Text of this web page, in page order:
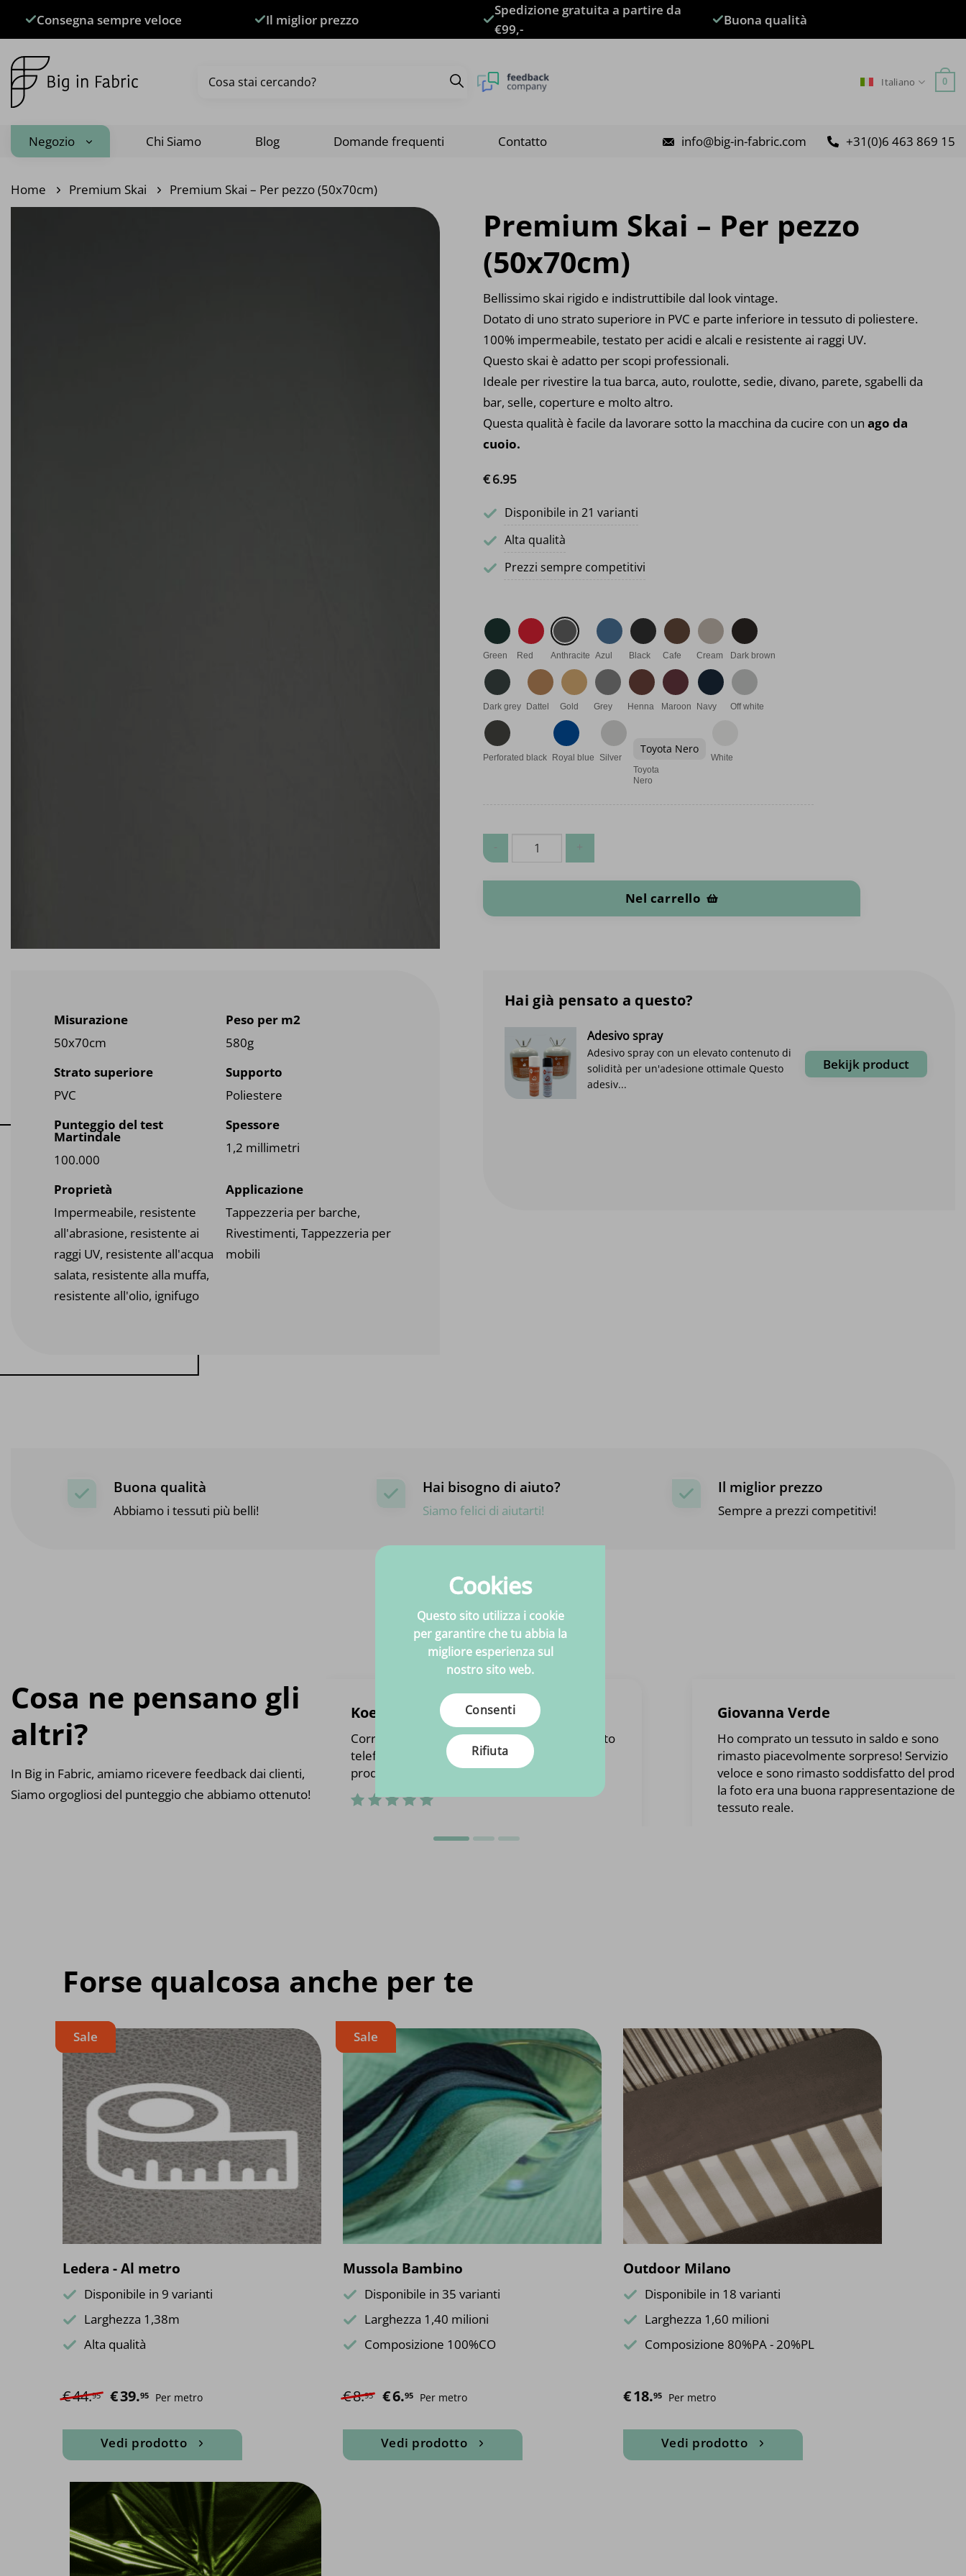
contenuti
Consegna sempre veloce Il miglior prezzo
Spedizione gratuita a partire da
€99,-
Buona qualità
Italiano 0
Negozio Chi Siamo Blog Domande frequenti Contatto info@big-in-fabric.com +31(0)6 463 869 15
Home Premium Skai Premium Skai – Per pezzo (50x70cm)
Premium Skai – Per pezzo
(50x70cm)
Bellissimo skai rigido e indistruttibile dal look vintage.
Dotato di uno strato superiore in PVC e parte inferiore in tessuto di poliestere.
100% impermeabile, testato per acidi e alcali e resistente ai raggi UV.
Questo skai è adatto per scopi professionali.
Ideale per rivestire la tua barca, auto, roulotte, sedie, divano, parete, sgabelli da
bar, selle, coperture e molto altro.
Questa qualità è facile da lavorare sotto la macchina da cucire con un ago da
cuoio.
€6.95
Disponibile in 21 varianti
Alta qualità
Prezzi sempre competitivi
Green Red Anthracite Azul Black Cafe Cream Dark brown
Dark grey Dattel Gold Grey Henna Maroon Navy Off white
Perforated black Royal blue Silver
Toyota Nero
Toyota
Nero
White
Premium Skai - Per pezzo (50x70cm) quantità
Nel carrello
Misurazione
50x70cm
Peso per m2
580g
Strato superiore
PVC
Supporto
Poliestere
Punteggio del test
Martindale
100.000
Spessore
1,2 millimetri
Proprietà
Impermeabile, resistente
all'abrasione, resistente ai
raggi UV, resistente all'acqua
salata, resistente alla muffa,
resistente all'olio, ignifugo
Applicazione
Tappezzeria per barche,
Rivestimenti, Tappezzeria per
mobili
Hai già pensato a questo?
Adesivo spray
Adesivo spray con un elevato contenuto di
solidità per un'adesione ottimale Questo
adesiv...
Bekijk product
Maglia su schiuma / strato di schiuma
Jersey su ponte in schiuma/tricot Questo
articolo viene utilizzato, tra le altre c...
Buona qualità
Abbiamo i tessuti più belli!
Hai bisogno di aiuto?
Siamo felici di aiutarti!
Il miglior prezzo
Sempre a prezzi competitivi!
Cosa ne pensano gli
altri?
In Big in Fabric, amiamo ricevere feedback dai clienti,
Siamo orgogliosi del punteggio che abbiamo ottenuto!
Koen Wouters
Corretta gestione dell'ordine. È stato contattato
telefonicamente con un'alternativa ad un
prodotto che non era più disponibile.
Giovanna Verde
Ho comprato un tessuto in saldo e sono
rimasto piacevolmente sorpreso! Servizio
veloce e sono rimasto soddisfatto del
la foto era una buona rappresentazione del
tessuto reale.
Forse qualcosa anche per te
Sale
Ledera - Al metro
Disponibile in 9 varianti
Larghezza 1,38m
Alta qualità
€44.95 Il prezzo originale era: €44.95.
€39.95 Il prezzo attuale è: €39.95.
Per metro
Vedi prodotto
Sale
Mussola Bambino
Disponibile in 35 varianti
Larghezza 1,40 milioni
Composizione 100%CO
€8.95 Il prezzo originale era: €8.95.
€6.95 Il prezzo attuale è: €6.95.
Per metro
Vedi prodotto
Outdoor Milano
Disponibile in 18 varianti
Larghezza 1,60 milioni
Composizione 80%PA - 20%PL
€18.95 Per metro
Vedi prodotto
Cookies
Questo sito utilizza i cookie
per garantire che tu abbia la
migliore esperienza sul
nostro sito web.
Consenti
Rifiuta